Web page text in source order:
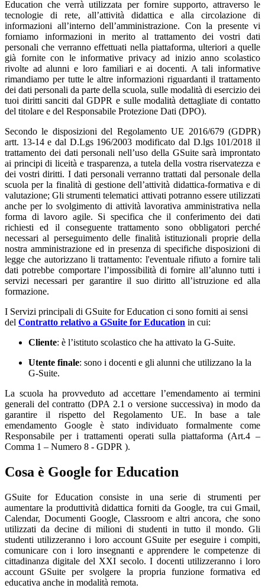
Education che verrà utilizzata per fornire supporto, attraverso le
tecnologie di rete, all’attività didattica e alla circolazione di
informazioni all’interno dell’amministrazione. Con la presente vi
forniamo informazioni in merito al trattamento dei vostri dati
personali che verranno effettuati nella piattaforma, ulteriori a quelle
già fornite con le informative privacy ad inizio anno scolastico
rivolte ad alunni e loro familiari e ai docenti. A tali informative
rimandiamo per tutte le altre informazioni riguardanti il trattamento
dei dati personali da parte della scuola, sulle modalità di esercizio dei
tuoi diritti sanciti dal GDPR e sulle modalità dettagliate di contatto
del titolare e del Responsabile Protezione Dati (DPO).
Secondo le disposizioni del Regolamento UE 2016/679 (GDPR)
artt. 13-14 e dal D.Lgs 196/2003 modificato dal D.lgs 101/2018 il
trattamento dei dati personali nell’uso della GSuite sarà improntato
ai principi di liceità e trasparenza, a tutela della vostra riservatezza e
dei vostri diritti. I dati personali verranno trattati dal personale della
scuola per la finalità di gestione dell’attività didattica-formativa e di
valutazione; Gli strumenti telematici attivati potranno essere utilizzati
anche per lo svolgimento di attività lavorativa amministrativa nella
forma di lavoro agile. Si specifica che il conferimento dei dati
richiesti ed il conseguente trattamento sono obbligatori perché
necessari al perseguimento delle finalità istituzionali proprie della
nostra amministrazione ed in presenza di specifiche disposizioni di
legge che autorizzano li trattamento: l'eventuale rifiuto a fornire tali
dati potrebbe comportare l’impossibilità di fornire all’alunno tutti i
servizi necessari per garantire il suo diritto all’istruzione ed alla
formazione.
I Servizi principali di GSuite for Education ci sono forniti ai sensi
del Contratto relativo a GSuite for Education in cui:
Cliente: è l’istituto scolastico che ha attivato la G-Suite.
Utente finale: sono i docenti e gli alunni che utilizzano la la
G-Suite.
La scuola ha provveduto ad accettare l’emendamento ai termini
generali del contratto (DPA 2.1 o versione successiva) in modo da
garantire il rispetto del Regolamento UE. In base a tale
emendamento Google è stato individuato formalmente come
Responsabile per i trattamenti operati sulla piattaforma (Art.4 –
Comma 1 – Numero 8 - GDPR ).
Cosa è Google for Education
GSuite for Education consiste in una serie di strumenti per
aumentare la produttività didattica forniti da Google, tra cui Gmail,
Calendar, Documenti Google, Classroom e altri ancora, che sono
utilizzati da decine di milioni di studenti in tutto il mondo. Gli
studenti utilizzeranno i loro account GSuite per eseguire i compiti,
comunicare con i loro insegnanti e apprendere le competenze di
cittadinanza digitale del XXI secolo. I docenti utilizzeranno i loro
account GSuite per svolgere la propria funzione formativa ed
educativa anche in modalità remota.